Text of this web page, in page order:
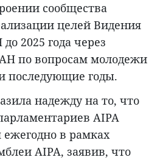
сообщества
целей Видения
2025 года через
по вопросам молодежи
последующие годы.
надежду на то, что
AIPA
ежегодно в рамках
AIPA, заявив, что